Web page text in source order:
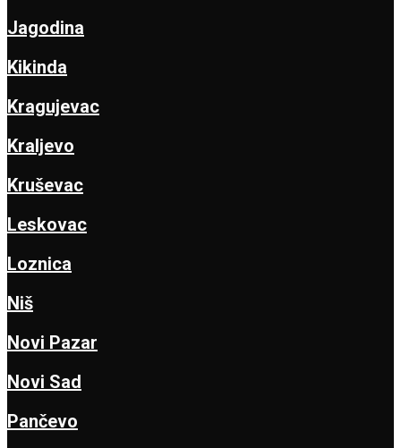
Jagodina
Kikinda
Kragujevac
Kraljevo
Kruševac
Leskovac
Loznica
Niš
Novi Pazar
Novi Sad
Pančevo